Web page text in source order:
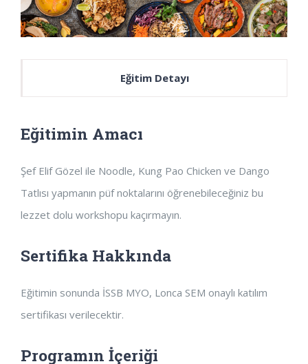
Eğitim Detayı
Eğitimin Amacı
Şef Elif Gözel ile Noodle, Kung Pao Chicken ve Dango
Tatlısı yapmanın püf noktalarını öğrenebileceğiniz bu
lezzet dolu workshopu kaçırmayın.
Sertifika Hakkında
Eğitimin sonunda İSSB MYO, Lonca SEM onaylı katılım
sertifikası verilecektir.
Programın İçeriği